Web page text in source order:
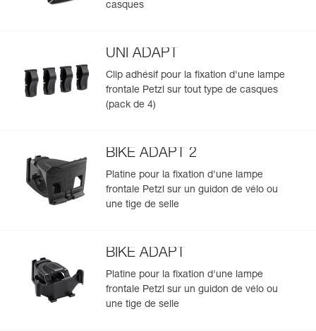
casques
UNI ADAPT
Clip adhésif pour la fixation d'une lampe
frontale Petzl sur tout type de casques
(pack de 4)
BIKE ADAPT 2
Platine pour la fixation d'une lampe
frontale Petzl sur un guidon de vélo ou
une tige de selle
BIKE ADAPT
Platine pour la fixation d'une lampe
frontale Petzl sur un guidon de vélo ou
une tige de selle